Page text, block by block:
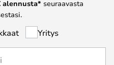
alennusta* seuraavasta
Yritys